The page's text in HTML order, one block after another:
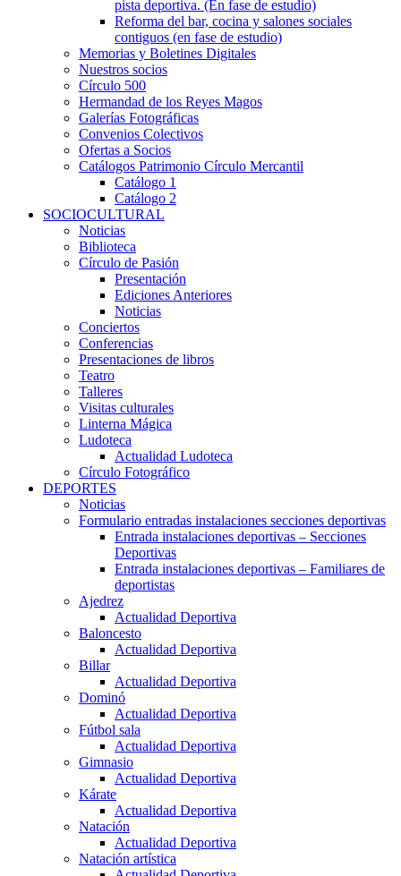
pista deportiva. (En fase de estudio)
Reforma del bar, cocina y salones sociales
contiguos (en fase de estudio)
Memorias y Boletines Digitales
Nuestros socios
Círculo 500
Hermandad de los Reyes Magos
Galerías Fotográficas
Convenios Colectivos
Ofertas a Socios
Catálogos Patrimonio Círculo Mercantil
Catálogo 1
Catálogo 2
SOCIOCULTURAL
Noticias
Biblioteca
Círculo de Pasión
Presentación
Ediciones Anteriores
Noticias
Conciertos
Conferencias
Presentaciones de libros
Teatro
Talleres
Visitas culturales
Linterna Mágica
Ludoteca
Actualidad Ludoteca
Círculo Fotográfico
DEPORTES
Noticias
Formulario entradas instalaciones secciones deportivas
Entrada instalaciones deportivas – Secciones
Deportivas
Entrada instalaciones deportivas – Familiares de
deportistas
Ajedrez
Actualidad Deportiva
Baloncesto
Actualidad Deportiva
Billar
Actualidad Deportiva
Dominó
Actualidad Deportiva
Fútbol sala
Actualidad Deportiva
Gimnasio
Actualidad Deportiva
Kárate
Actualidad Deportiva
Natación
Actualidad Deportiva
Natación artística